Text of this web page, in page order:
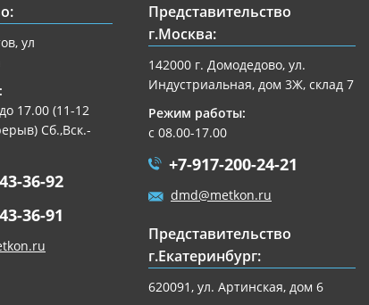
ул
17.00 (11-12
Сб.,Вск.-
36-92
36-91
Представительство
г.Москва:
142000 г. Домодедово, ул.
Индустриальная, дом 3Ж, склад 7
Режим работы:
с 08.00-17.00
+7-917-200-24-21
dmd@metkon.ru
Представительство
г.Екатеринбург:
620091, ул. Артинская, дом 6